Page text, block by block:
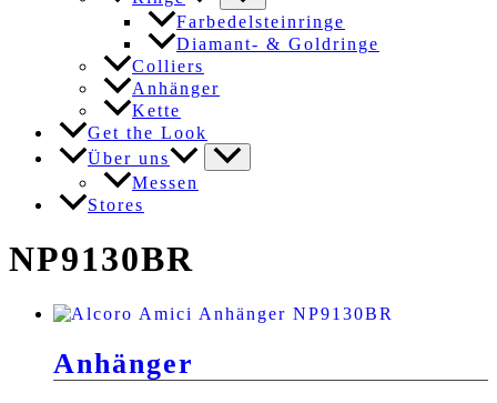
Farbedelsteinringe
Diamant- & Goldringe
Colliers
Anhänger
Kette
Get the Look
Über uns
Messen
Stores
NP9130BR
Anhänger